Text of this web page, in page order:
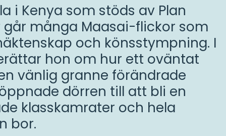
i Kenya som stöds av Plan
går många Maasai-flickor som
och könsstympning. I
hon om hur ett oväntat
vänlig granne förändrade
dörren till att bli en
klasskamrater och hela
bor.